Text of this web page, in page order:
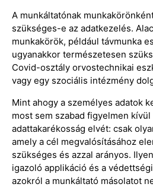
A munkáltatónak
szükséges-e az adatkezelés.
munkakörök, például távmunka
ugyanakkor természetesen
Covid-osztály orvostechnikai
vagy egy szociális intézmény
Mint ahogy a személyes adatok
most sem szabad figyelmen kívül
adattakarékosság elvét: csak
amely a cél megvalósításához
szükséges és azzal arányos.
igazoló applikáció és a
azokról a munkáltató másolatot